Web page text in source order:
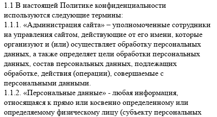
1.1 В настоящей Политике конфиденциальности
используются следующие термины:
1.1.1. «Администрация сайта» – уполномоченные сотрудники
на управления сайтом, действующие от его имени, которые
организуют и (или) осуществляет обработку персональных
данных, а также определяет цели обработки персональных
данных, состав персональных данных, подлежащих
обработке, действия (операции), совершаемые с
персональными данными.
1.1.2. «Персональные данные» - любая информация,
относящаяся к прямо или косвенно определенному или
определяемому физическому лицу (субъекту персональных